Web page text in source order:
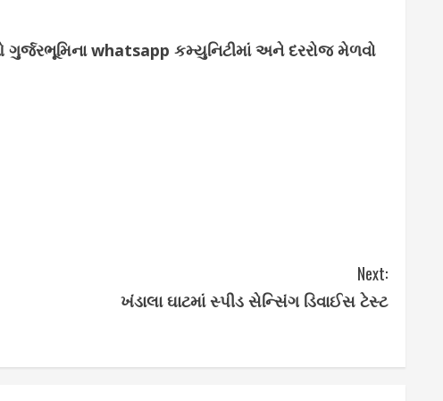
whatsapp કમ્યુનિટીમાં અને દરરોજ મેળવો
Next:
ખંડાલા ઘાટમાં સ્પીડ સેન્સિંગ ડિવાઈસ ટેસ્ટ